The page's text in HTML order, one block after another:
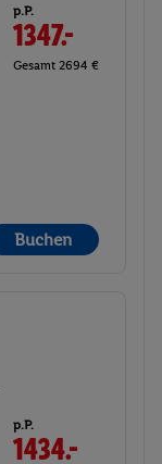
p.P.
1347.-
Gesamt 2694 €
Buchen
p.P.
1434.-